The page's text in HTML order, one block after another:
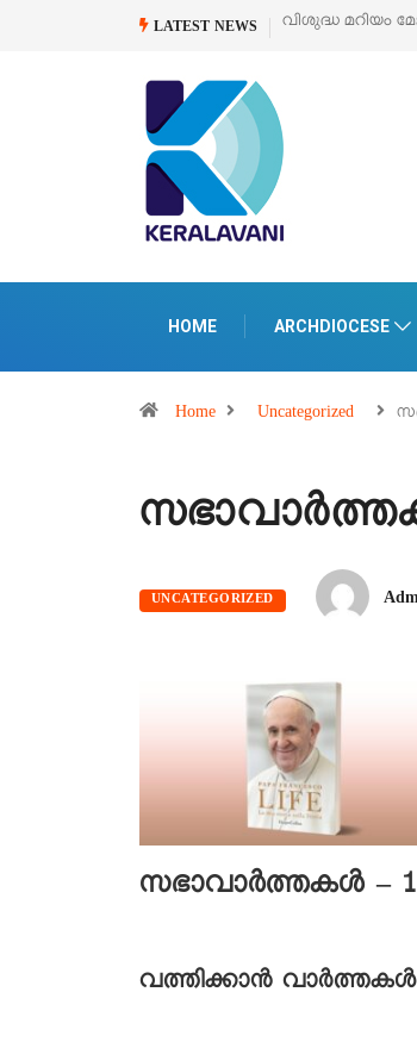
LATEST NEWS
വിശുദ്ധ മറിയം മേജർ ബസിലിക്കയുടെ സമർപ്പണ
HOME ARCHDIOCESE
Home Uncategorized
UNCATEGORIZED
സഭാവാര്‍ത്തകള്‍ –
വത്തിക്കാൻ വാർത്തകൾ